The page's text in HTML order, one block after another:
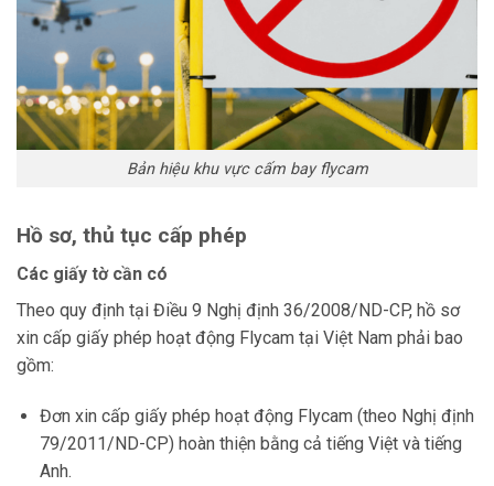
Bản hiệu khu vực cấm bay flycam
Hồ sơ, thủ tục cấp phép
Các giấy tờ cần có
Theo quy định tại Điều 9 Nghị định 36/2008/ND-CP, hồ sơ
xin cấp giấy phép hoạt động Flycam tại Việt Nam phải bao
gồm:
Đơn xin cấp giấy phép hoạt động Flycam (theo Nghị định
79/2011/ND-CP) hoàn thiện bằng cả tiếng Việt và tiếng
Anh.